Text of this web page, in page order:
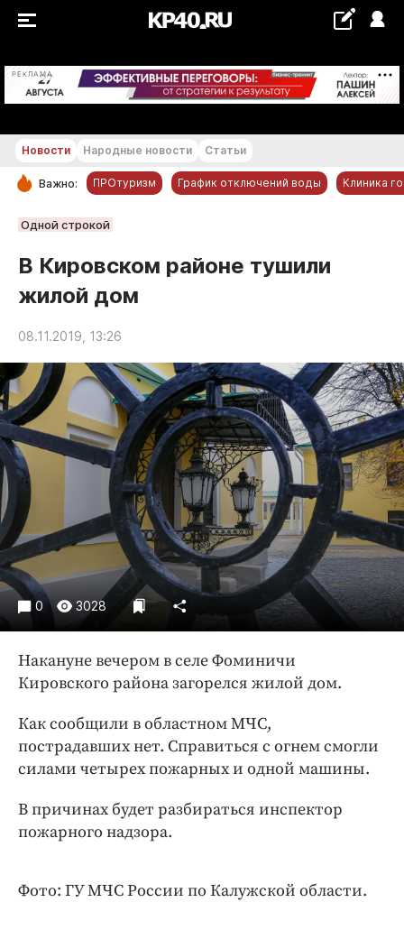
РЕКЛАМА +20...+21 °С
РУБРИКИ
Новости компаний
Статьи
Народные новости
Авто и транспорт
Благоустройство
Криминал
Культура
Недвижимость и ЖКХ
Образование
Общество
Погода
Праздники
Происшествия
Спорт
Экономика и бизнес
ПРОЕКТЫ
Блоги
Издания
Интересное чтиво
Клиника года
Работодатель года
Новости Народные новости Статьи
Важно: ПРОтуризм График отключений воды Клиника
Одной строкой
В Кировском районе тушили
жилой дом
08.11.2019, 13:26
0 3028
Накануне вечером в селе Фоминичи
Кировского района загорелся жилой дом.
Как сообщили в областном МЧС,
пострадавших нет. Справиться с огнем смогли
силами четырех пожарных и одной машины.
В причинах будет разбираться инспектор
пожарного надзора.
Фото: ГУ МЧС России по Калужской области.